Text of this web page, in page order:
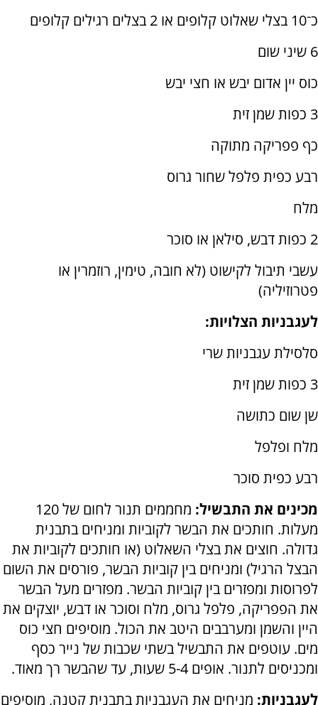
כ־10 בצלי שאלוט קלופים או 2 בצלים רגילים קלופים
6 שיני שום
כוס יין אדום יבש או חצי יבש
3 כפות שמן זית
כף פפריקה מתוקה
רבע כפית פלפל שחור גרוס
מלח
2 כפות דבש, סילאן או סוכר
עשבי תיבול לקישוט (לא חובה, טימין, רוזמרין או
פטרוזיליה)
לעגבניות הצלויות:
סלסילת עגבניות שרי
3 כפות שמן זית
שן שום כתושה
מלח ופלפל
רבע כפית סוכר
מכינים את התבשיל:
מחממים תנור לחום של 120
מעלות. חותכים את הבשר לקוביות ומניחים בתבנית
גדולה. חוצים את בצלי השאלוט (או חותכים לקוביות את
הבצל הרגיל) ומניחים בין קוביות הבשר, פורסים את השום
לפרוסות ומפזרים בין קוביות הבשר. מפזרים מעל הבשר
את הפפריקה, פלפל גרוס, מלח וסוכר או דבש, יוצקים את
היין והשמן ומערבבים היטב את הכול. מוסיפים חצי כוס
מים. עוטפים את התבשיל בשתי שכבות של נייר כסף
ומכניסים לתנור. אופים 5-4 שעות, עד שהבשר רך מאוד.
לעגבניות: מניחים את העגבניות בתבנית קטנה, מוסיפים